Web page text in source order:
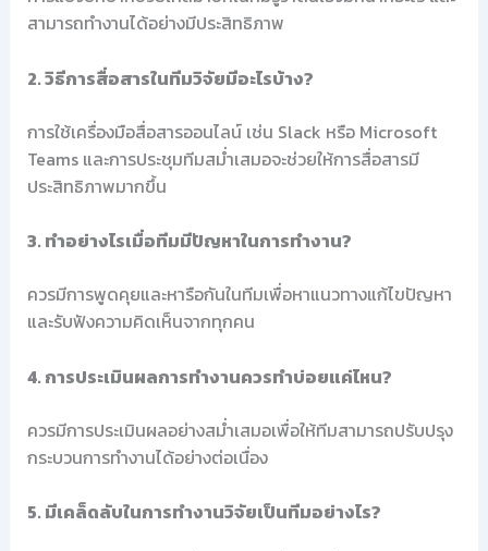
สามารถทำงานได้อย่างมีประสิทธิภาพ
2. วิธีการสื่อสารในทีมวิจัยมีอะไรบ้าง?
การใช้เครื่องมือสื่อสารออนไลน์ เช่น Slack หรือ Microsoft
Teams และการประชุมทีมสม่ำเสมอจะช่วยให้การสื่อสารมี
ประสิทธิภาพมากขึ้น
3. ทำอย่างไรเมื่อทีมมีปัญหาในการทำงาน?
ควรมีการพูดคุยและหารือกันในทีมเพื่อหาแนวทางแก้ไขปัญหา
และรับฟังความคิดเห็นจากทุกคน
4. การประเมินผลการทำงานควรทำบ่อยแค่ไหน?
ควรมีการประเมินผลอย่างสม่ำเสมอเพื่อให้ทีมสามารถปรับปรุง
กระบวนการทำงานได้อย่างต่อเนื่อง
5. มีเคล็ดลับในการทำงานวิจัยเป็นทีมอย่างไร?